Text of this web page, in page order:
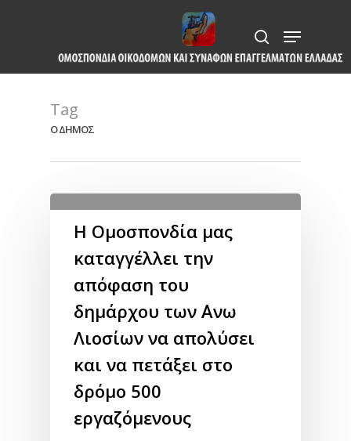
content
search
Menu
Tag
Ο ΔΗΜΟΣ
Η Ομοσπονδία μας
καταγγέλλει την
απόφαση του
δημάρχου των ΄Ανω
Λιοσίων να απολύσει
και να πετάξει στο
δρόμο 500
εργαζόμενους